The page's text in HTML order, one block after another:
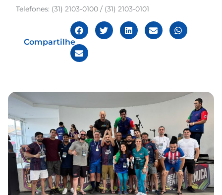
Telefones: (31) 2103-0100 / (31) 2103-0101
Compartilhe